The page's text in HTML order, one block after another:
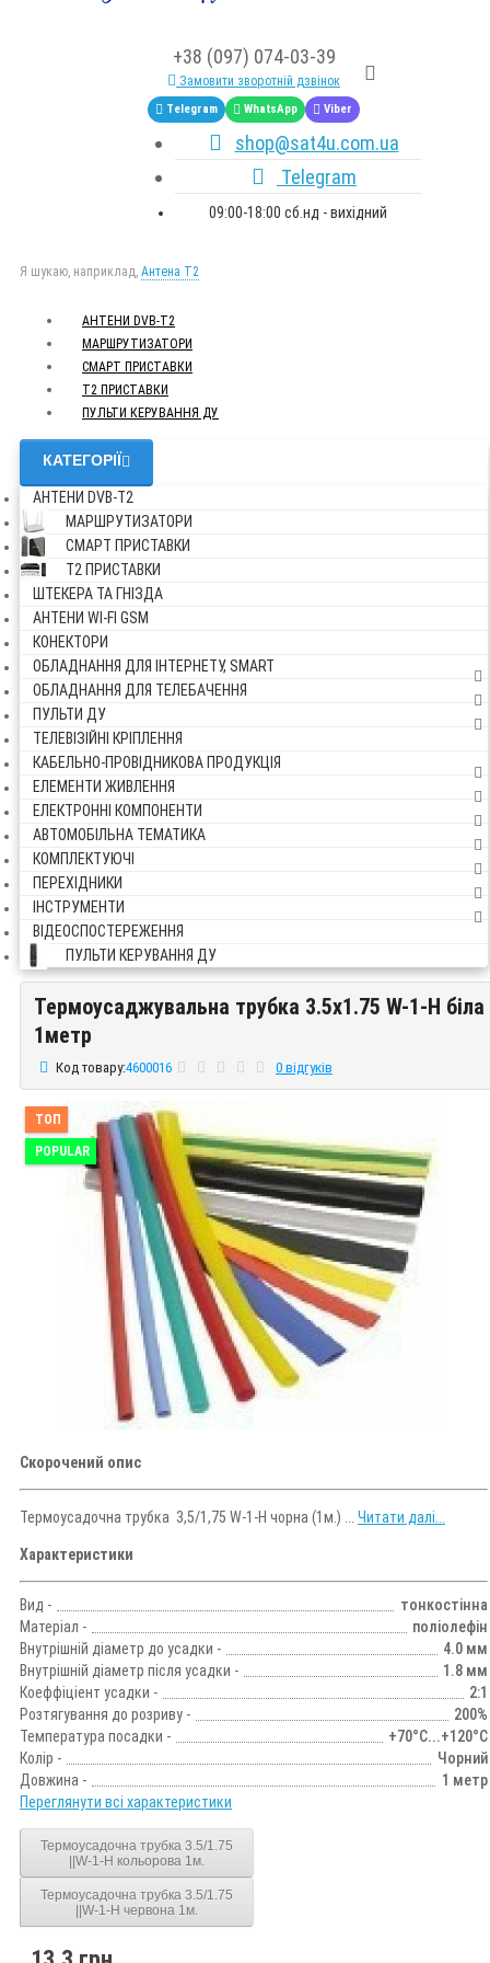
+38 (097) 074-03-39
Замовити зворотній дзвінок
Telegram WhatsApp Viber
shop@sat4u.com.ua
Telegram
09:00-18:00 сб.нд - вихідний
Я шукаю, наприклад, Антена Т2
АНТЕНИ DVB-Т2
МАРШРУТИЗАТОРИ
СМАРТ ПРИСТАВКИ
Т2 ПРИСТАВКИ
ПУЛЬТИ КЕРУВАННЯ ДУ
КАТЕГОРІЇ
АНТЕНИ DVB-Т2
МАРШРУТИЗАТОРИ
СМАРТ ПРИСТАВКИ
Т2 ПРИСТАВКИ
ШТЕКЕРА ТА ГНІЗДА
АНТЕНИ WI-FI GSM
КОНЕКТОРИ
ОБЛАДНАННЯ ДЛЯ ІНТЕРНЕТУ, SMART
ОБЛАДНАННЯ ДЛЯ ТЕЛЕБАЧЕННЯ
ПУЛЬТИ ДУ
ТЕЛЕВІЗІЙНІ КРІПЛЕННЯ
КАБЕЛЬНО-ПРОВІДНИКОВА ПРОДУКЦІЯ
ЕЛЕМЕНТИ ЖИВЛЕННЯ
ЕЛЕКТРОННІ КОМПОНЕНТИ
АВТОМОБІЛЬНА ТЕМАТИКА
КОМПЛЕКТУЮЧІ
ПЕРЕХІДНИКИ
ІНСТРУМЕНТИ
ВІДЕОСПОСТЕРЕЖЕННЯ
ПУЛЬТИ КЕРУВАННЯ ДУ
Термоусаджувальна трубка 3.5х1.75 W-1-H біла 1метр
Термоусаджувальна трубка 3.5х1.75 W-1-H біла
1метр
Код товару:4600016 0 відгуків
ТОП
POPULAR
Скорочений опис
Термоусадочна трубка 3,5/1,75 W-1-H чорна (1м.) ... Читати далі...
Характеристики
Вид -
тонкостінна
Матеріал -
поліолефін
Внутрішній діаметр до усадки -
4.0 мм
Внутрішній діаметр після усадки -
1.8 мм
Коеффіціент усадки -
2:1
Розтягування до розриву -
200%
Температура посадки -
+70°C...+120°C
Колір -
Чорний
Довжина -
1 метр
Переглянути всі характеристики
Термоусадочна трубка 3.5/1.75
||W-1-H кольорова 1м.
Термоусадочна трубка 3.5/1.75
||W-1-H червона 1м.